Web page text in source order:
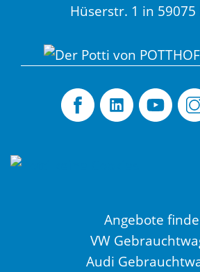
Hüserstr. 1 in
Angebote
VW
Audi